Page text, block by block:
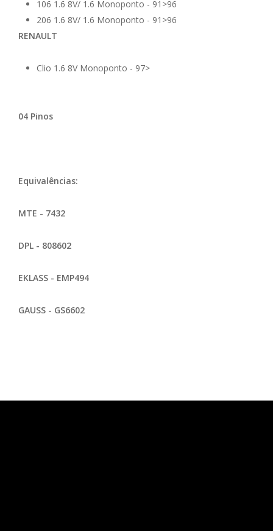
106 1.6 8V/ 1.6 Monoponto - 91>96
206 1.6 8V/ 1.6 Monoponto - 91>96
RENAULT
Clio 1.6 8V Monoponto - 97>
04 Pinos
Equivalências:
MTE - 7432
DPL - 808602
EKLASS - EMP494
GAUSS - GS6602